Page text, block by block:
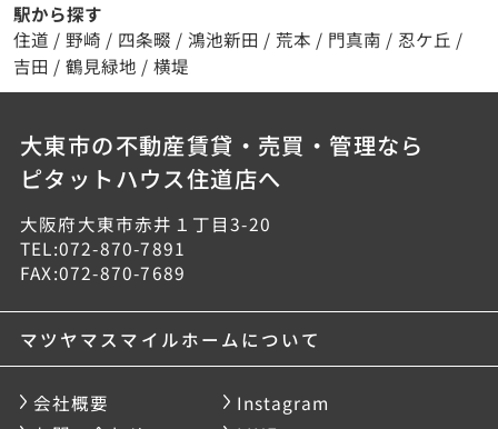
駅から探す
住道 / 野崎 / 四条畷 / 鴻池新田 / 荒本 / 門真南 / 忍ケ丘 /
吉田 / 鶴見緑地 / 横堤
大東市の不動産賃貸・売買・管理なら
ピタットハウス住道店へ
大阪府大東市赤井１丁目3-20
TEL:072-870-7891
FAX:072-870-7689
マツヤマスマイルホームについて
会社概要
Instagram